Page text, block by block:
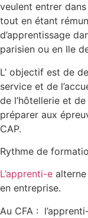
veulent entrer
tout en étant
d’apprentissage
parisien ou en Ile
L’ objectif est de
service et de
de l’hôtellerie et
préparer aux
CAP.
Rythme de
L’apprenti-e
en entreprise.
Au CFA :